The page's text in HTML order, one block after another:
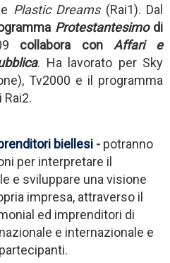
Plastic Dreams(Rai1). Dal
Protestantesimodi
collabora conAffari e
. Ha lavorato per Sky
Tv2000 e il programma
biellesi - potranno
per interpretare il
e sviluppare una visione
impresa, attraverso il
ed imprenditori di
e internazionale e